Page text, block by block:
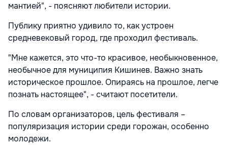
мантией", - поясняют любители истории.
Публику приятно удивило то, как устроен
средневековый город, где проходил фестиваль.
"Мне кажется, это что-то красивое, необыкновенное,
необычное для муниципия Кишинев. Важно знать
историческое прошлое. Опираясь на прошлое, легче
познать настоящее", - считают посетители.
По словам организаторов, цель фестиваля –
популяризация истории среди горожан, особенно
молодежи.